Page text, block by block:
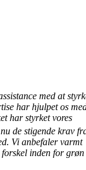
med at
har hjulpet os
har styrket vores
de stigende krav
Vi anbefaler varmt
inden for grøn